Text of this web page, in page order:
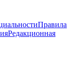
Правила
Редакционная